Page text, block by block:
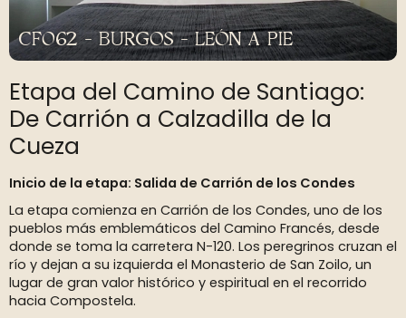
CF062 - BURGOS - LEÓN A PIE
Etapa del Camino de Santiago:
De Carrión a Calzadilla de la
Cueza
Inicio de la etapa: Salida de Carrión de los Condes
La etapa comienza en Carrión de los Condes, uno de los
pueblos más emblemáticos del Camino Francés, desde
donde se toma la carretera N-120. Los peregrinos cruzan el
río y dejan a su izquierda el Monasterio de San Zoilo, un
lugar de gran valor histórico y espiritual en el recorrido
hacia Compostela.